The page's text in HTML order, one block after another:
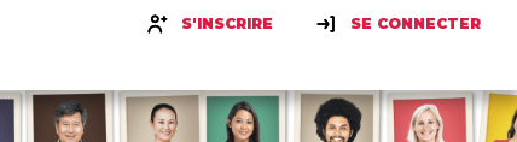
S'INSCRIRE SE CONNECTER